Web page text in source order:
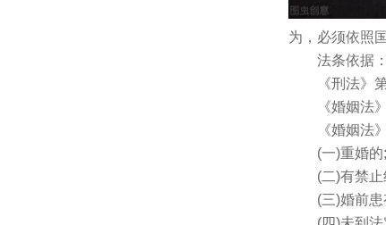
为，必须依照
法条依据：
《刑法》第
《婚姻法》
《婚姻法》
(一)重婚的;
(二)有禁止
(三)婚前患有